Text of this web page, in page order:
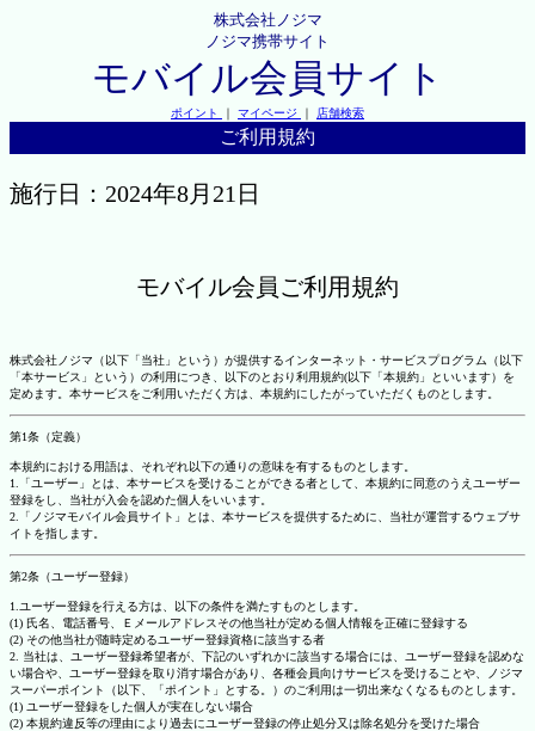
株式会社ノジマ
ノジマ携帯サイト
モバイル会員サイト
ポイント ｜ マイページ ｜ 店舗検索
ご利用規約
施行日：2024年8月21日
モバイル会員ご利用規約
株式会社ノジマ（以下「当社」という）が提供するインターネット・サービスプログラム（以下
「本サービス」という）の利用につき、以下のとおり利用規約(以下「本規約」といいます）を
定めます。本サービスをご利用いただく方は、本規約にしたがっていただくものとします。
第1条（定義）
本規約における用語は、それぞれ以下の通りの意味を有するものとします。
1.「ユーザー」とは、本サービスを受けることができる者として、本規約に同意のうえユーザー
登録をし、当社が入会を認めた個人をいいます。
2.「ノジマモバイル会員サイト」とは、本サービスを提供するために、当社が運営するウェブサ
イトを指します。
第2条（ユーザー登録）
1.ユーザー登録を行える方は、以下の条件を満たすものとします。
(1) 氏名、電話番号、Ｅメールアドレスその他当社が定める個人情報を正確に登録する
(2) その他当社が随時定めるユーザー登録資格に該当する者
2. 当社は、ユーザー登録希望者が、下記のいずれかに該当する場合には、ユーザー登録を認めな
い場合や、ユーザー登録を取り消す場合があり、各種会員向けサービスを受けることや、ノジマ
スーパーポイント（以下、「ポイント」とする。）のご利用は一切出来なくなるものとします。
(1) ユーザー登録をした個人が実在しない場合
(2) 本規約違反等の理由により過去にユーザー登録の停止処分又は除名処分を受けた場合